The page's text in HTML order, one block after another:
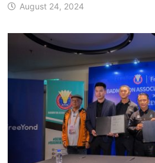
August 24, 2024